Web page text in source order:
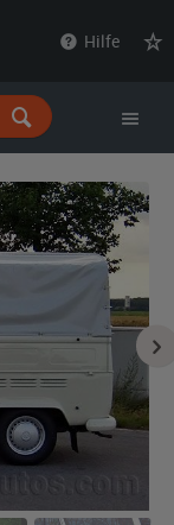
Hilfe